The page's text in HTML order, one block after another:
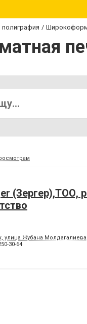
полиграфия
(Зергер),ТОО,
улица ​Жубана
30-64